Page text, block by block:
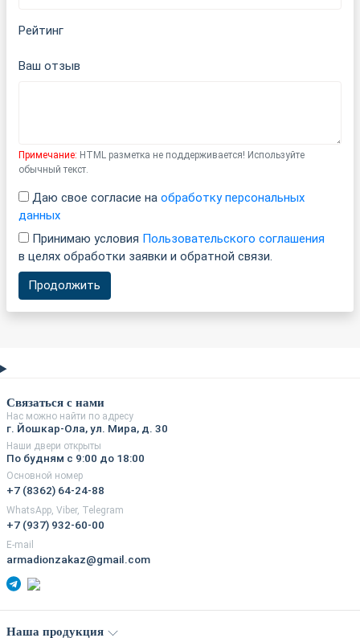
Рейтинг
Ваш отзыв
Примечание: HTML разметка не поддерживается! Используйте
обычный текст.
Даю свое согласие на обработку персональных
данных
Принимаю условия Пользовательского соглашения
в целях обработки заявки и обратной связи.
Продолжить
Связаться с нами
Нас можно найти по адресу
г. Йошкар-Ола, ул. Мира, д. 30
Наши двери открыты
По будням с 9:00 до 18:00
Основной номер
+7 (8362) 64-24-88
WhatsApp, Viber, Telegram
+7 (937) 932-60-00
E-mail
armadionzakaz@gmail.com
Наша продукция